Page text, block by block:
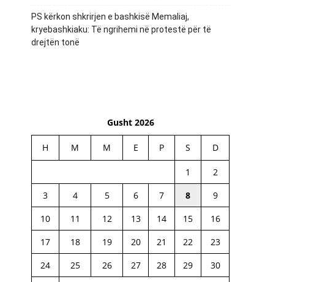
PS kërkon shkrirjen e bashkisë Memaliaj,
kryebashkiaku: Të ngrihemi në protestë për të
drejtën tonë
Gusht 2026
H M M E P S D
1
2
3
4 5 6 7 8
9
10
11 12 13 14 15
16
17
18 19 20 21 22
23
24
25 26 27 28 29
30